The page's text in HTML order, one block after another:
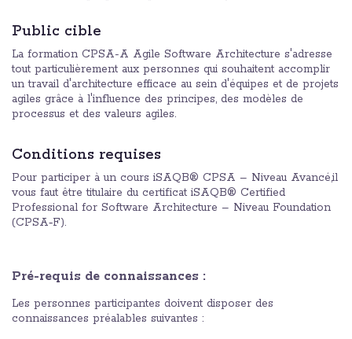
Public cible
La formation CPSA-A Agile Software Architecture s'adresse
tout particulièrement aux personnes qui souhaitent accomplir
un travail d'architecture efficace au sein d'équipes et de projets
agiles grâce à l'influence des principes, des modèles de
processus et des valeurs agiles.
Conditions requises
Pour participer à un cours iSAQB® CPSA – Niveau Avancé,il
vous faut être titulaire du certificat iSAQB® Certified
Professional for Software Architecture – Niveau Foundation
(CPSA‑F).
Pré-requis de connaissances :
Les personnes participantes doivent disposer des
connaissances préalables suivantes :